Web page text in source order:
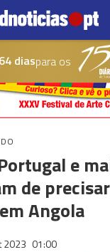
64 diaspara os
e
de
Angola
2023 01:00